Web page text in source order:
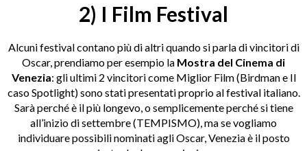
2) I Film Festival
Alcuni festival contano più di altri quando si parla di vincitori di
Oscar, prendiamo per esempio la Mostra del Cinema di
Venezia: gli ultimi 2 vincitori come Miglior Film (Birdman e Il
caso Spotlight) sono stati presentati proprio al festival italiano.
Sarà perché è il più longevo, o semplicemente perché si tiene
all’inizio di settembre (TEMPISMO), ma se vogliamo
individuare possibili nominati agli Oscar, Venezia è il posto